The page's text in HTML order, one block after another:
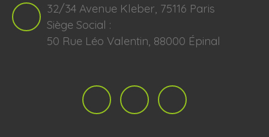
32/34 Avenue Kleber, 75116 Paris
Siège Social :
50 Rue Léo Valentin, 88000 Épinal